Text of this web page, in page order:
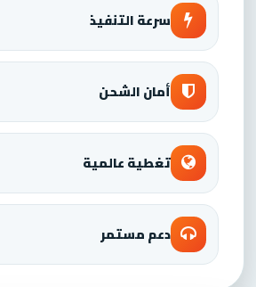
سرعة التنفيذ
أمان الشحن
تغطية عالمية
دعم مستمر